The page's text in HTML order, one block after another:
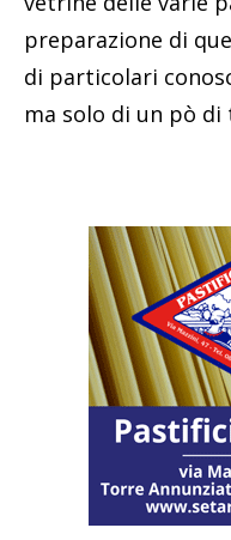
preparazione di
di particolari
ma solo di un pò